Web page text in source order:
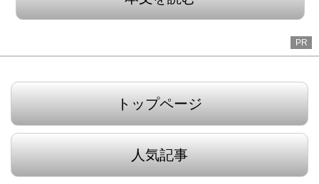
PR
トップページ
人気記事